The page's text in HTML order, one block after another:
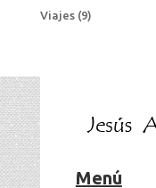
Viajes(9)
Menú